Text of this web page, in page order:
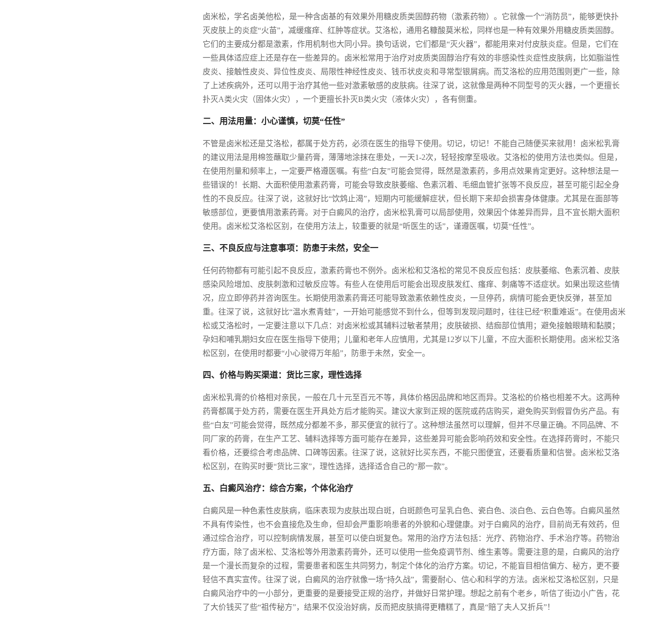
卤米松，学名卤美他松，是一种含卤基的有效果外用糖皮质类固醇药物（激素药物）。它就像一个“消防员”，能够更快扑
灭皮肤上的炎症“火苗”，减缓瘙痒、红肿等症状。艾洛松，通用名糠酸莫米松，同样也是一种有效果外用糖皮质类固醇。
它们的主要成分都是激素，作用机制也大同小异。换句话说，它们都是“灭火器”，都能用来对付皮肤炎症。但是，它们在
一些具体适应症上还是存在一些差异的。卤米松常用于治疗对皮质类固醇治疗有效的非感染性炎症性皮肤病，比如脂溢性
皮炎、接触性皮炎、异位性皮炎、局限性神经性皮炎、钱币状皮炎和寻常型银屑病。而艾洛松的应用范围则更广一些，除
了上述疾病外，还可以用于治疗其他一些对激素敏感的皮肤病。往深了说，这就像是两种不同型号的灭火器，一个更擅长
扑灭A类火灾（固体火灾），一个更擅长扑灭B类火灾（液体火灾），各有侧重。
二、用法用量：小心谨慎，切莫“任性”
不管是卤米松还是艾洛松，都属于处方药，必须在医生的指导下使用。切记，切记！不能自己随便买来就用！卤米松乳膏
的建议用法是用棉签蘸取少量药膏，薄薄地涂抹在患处，一天1-2次，轻轻按摩至吸收。艾洛松的使用方法也类似。但是，
在使用剂量和频率上，一定要严格遵医嘱。有些“白友”可能会觉得，既然是激素药，多用点效果肯定更好。这种想法是一
些错误的！长期、大面积使用激素药膏，可能会导致皮肤萎缩、色素沉着、毛细血管扩张等不良反应，甚至可能引起全身
性的不良反应。往深了说，这就好比“饮鸩止渴”，短期内可能缓解症状，但长期下来却会损害身体健康。尤其是在面部等
敏感部位，更要慎用激素药膏。对于白癜风的治疗，卤米松乳膏可以局部使用，效果因个体差异而异，且不宜长期大面积
使用。卤米松艾洛松区别，在使用方法上，较重要的就是“听医生的话”，谨遵医嘱，切莫“任性”。
三、不良反应与注意事项：防患于未然，安全一
任何药物都有可能引起不良反应，激素药膏也不例外。卤米松和艾洛松的常见不良反应包括：皮肤萎缩、色素沉着、皮肤
感染风险增加、皮肤刺激和过敏反应等。有些人在使用后可能会出现皮肤发红、瘙痒、刺痛等不适症状。如果出现这些情
况，应立即停药并咨询医生。长期使用激素药膏还可能导致激素依赖性皮炎，一旦停药，病情可能会更快反弹，甚至加
重。往深了说，这就好比“温水煮青蛙”，一开始可能感觉不到什么，但等到发现问题时，往往已经“积重难返”。在使用卤米
松或艾洛松时，一定要注意以下几点：对卤米松或其辅料过敏者禁用；皮肤破损、结痂部位慎用；避免接触眼睛和黏膜；
孕妇和哺乳期妇女应在医生指导下使用；儿童和老年人应慎用，尤其是12岁以下儿童，不应大面积长期使用。卤米松艾洛
松区别，在使用时都要“小心驶得万年船”，防患于未然，安全一。
四、价格与购买渠道：货比三家，理性选择
卤米松乳膏的价格相对亲民，一般在几十元至百元不等，具体价格因品牌和地区而异。艾洛松的价格也相差不大。这两种
药膏都属于处方药，需要在医生开具处方后才能购买。建议大家到正规的医院或药店购买，避免购买到假冒伪劣产品。有
些“白友”可能会觉得，既然成分都差不多，那买便宜的就行了。这种想法虽然可以理解，但并不尽量正确。不同品牌、不
同厂家的药膏，在生产工艺、辅料选择等方面可能存在差异，这些差异可能会影响药效和安全性。在选择药膏时，不能只
看价格，还要综合考虑品牌、口碑等因素。往深了说，这就好比买东西，不能只图便宜，还要看质量和信誉。卤米松艾洛
松区别，在购买时要“货比三家”，理性选择，选择适合自己的“那一款”。
五、白癜风治疗：综合方案，个体化治疗
白癜风是一种色素性皮肤病，临床表现为皮肤出现白斑，白斑颜色可呈乳白色、瓷白色、淡白色、云白色等。白癜风虽然
不具有传染性，也不会直接危及生命，但却会严重影响患者的外貌和心理健康。对于白癜风的治疗，目前尚无有效药，但
通过综合治疗，可以控制病情发展，甚至可以使白斑复色。常用的治疗方法包括：光疗、药物治疗、手术治疗等。药物治
疗方面，除了卤米松、艾洛松等外用激素药膏外，还可以使用一些免疫调节剂、维生素等。需要注意的是，白癜风的治疗
是一个漫长而复杂的过程，需要患者和医生共同努力，制定个体化的治疗方案。切记，不能盲目相信偏方、秘方，更不要
轻信不真实宣传。往深了说，白癜风的治疗就像一场“持久战”，需要耐心、信心和科学的方法。卤米松艾洛松区别，只是
白癜风治疗中的一小部分，更重要的是要接受正规的治疗，并做好日常护理。想起之前有个老乡，听信了街边小广告，花
了大价钱买了些“祖传秘方”，结果不仅没治好病，反而把皮肤搞得更糟糕了，真是“赔了夫人又折兵”！